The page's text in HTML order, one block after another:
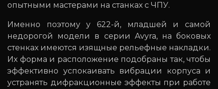
опытными мастерами на станках с ЧПУ.
Именно поэтому у 622-й, младшей и самой
недорогой модели в серии Avyra, на боковых
стенках имеются изящные рельефные накладки.
Их форма и расположение подобраны так, чтобы
эффективно успокаивать вибрации корпуса и
устранять дифракционные эффекты при работе